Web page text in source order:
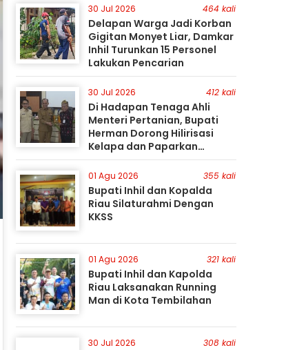
30 Jul 2026 464 kali
Delapan Warga Jadi Korban
Gigitan Monyet Liar, Damkar
Inhil Turunkan 15 Personel
Lakukan Pencarian
30 Jul 2026 412 kali
Di Hadapan Tenaga Ahli
Menteri Pertanian, Bupati
Herman Dorong Hilirisasi
Kelapa dan Paparkan
Besarnya Potensi Pertanian
Inhil
01 Agu 2026 355 kali
Bupati Inhil dan Kopalda
Riau Silaturahmi Dengan
KKSS
01 Agu 2026 321 kali
Bupati Inhil dan Kapolda
Riau Laksanakan Running
Man di Kota Tembilahan
30 Jul 2026 308 kali